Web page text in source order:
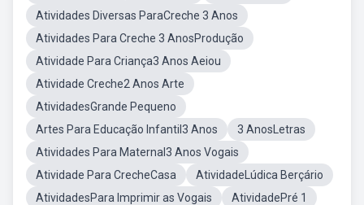
Atividades Diversas ParaCreche 3 Anos
Atividades Para Creche 3 AnosProdução
Atividade Para Criança3 Anos Aeiou
Atividade Creche2 Anos Arte
AtividadesGrande Pequeno
Artes Para Educação Infantil3 Anos
3 AnosLetras
Atividades Para Maternal3 Anos Vogais
Atividade Para CrecheCasa
AtividadeLúdica Berçário
AtividadesPara Imprimir as Vogais
AtividadePré 1